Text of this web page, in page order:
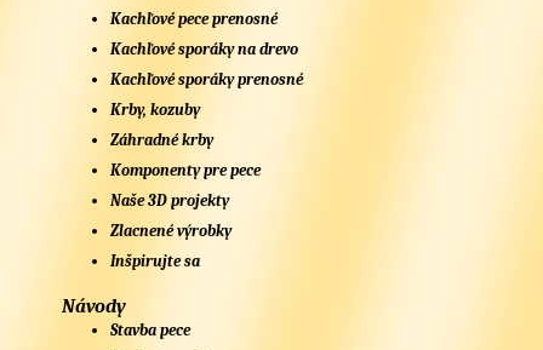
Kachľové pece prenosné
Kachľové sporáky na drevo
Kachľové sporáky prenosné
Krby, kozuby
Záhradné krby
Komponenty pre pece
Naše 3D projekty
Zlacnené výrobky
Inšpirujte sa
Návody
Stavba pece